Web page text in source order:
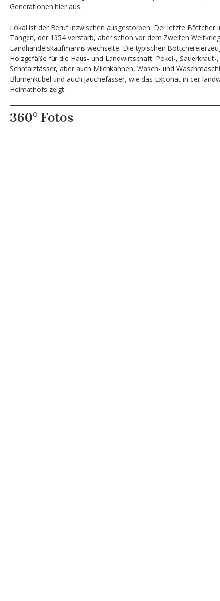
Generationen hier aus.
Lokal ist der Beruf inzwischen ausgestorben. Der letzte Böttcher
Tangen, der 1954 verstarb, aber schon vor dem Zweiten
Landhandelskaufmanns wechselte. Die typischen
Holzgefäße für die Haus- und Landwirtschaft: Pökel-, Sauerkraut-
Schmalzfässer, aber auch Milchkannen, Wasch- und
Blumenkübel und auch Jauchefässer, wie das Exponat in der
Heimathofs zeigt.
360° Fotos